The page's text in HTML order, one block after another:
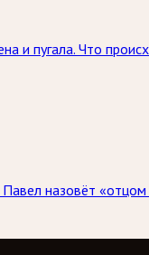
и пугала. Что
назовёт